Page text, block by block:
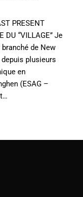
PRESENT
DU “VILLAGE” Je
de New
plusieurs
en
(ESAG –